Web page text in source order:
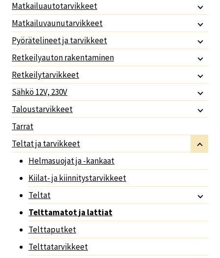
Matkailuautotarvikkeet
Matkailuvaunutarvikkeet
Pyörätelineet ja tarvikkeet
Retkeilyauton rakentaminen
Retkeilytarvikkeet
Sähkö 12V, 230V
Taloustarvikkeet
Tarrat
Teltat ja tarvikkeet
Helmasuojat ja -kankaat
Kiilat- ja kiinnitystarvikkeet
Teltat
Telttamatot ja lattiat
Telttaputket
Telttatarvikkeet